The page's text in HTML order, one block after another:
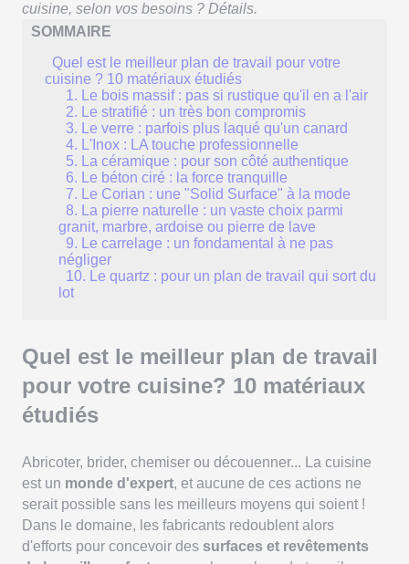
cuisine, selon vos besoins ? Détails.
SOMMAIRE
Quel est le meilleur plan de travail pour votre
cuisine ? 10 matériaux étudiés
1. Le bois massif : pas si rustique qu'il en a l'air
2. Le stratifié : un très bon compromis
3. Le verre : parfois plus laqué qu'un canard
4. L'Inox : LA touche professionnelle
5. La céramique : pour son côté authentique
6. Le béton ciré : la force tranquille
7. Le Corian : une "Solid Surface" à la mode
8. La pierre naturelle : un vaste choix parmi
granit, marbre, ardoise ou pierre de lave
9. Le carrelage : un fondamental à ne pas
négliger
10. Le quartz : pour un plan de travail qui sort du
lot
Quel est le meilleur plan de travail
pour votre cuisine? 10 matériaux
étudiés
Abricoter, brider, chemiser ou découenner... La cuisine
est un monde d'expert, et aucune de ces actions ne
serait possible sans les meilleurs moyens qui soient !
Dans le domaine, les fabricants redoublent alors
d'efforts pour concevoir des surfaces et revêtements